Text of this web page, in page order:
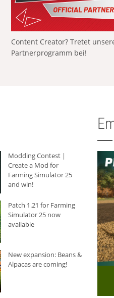
Content Creator? Tretet
Partnerprogramm bei!
Modding Contest |
Create a Mod for
Farming Simulator 25
and win!
Patch 1.21 for Farming
Simulator 25 now
available
New expansion: Beans &
Alpacas are coming!